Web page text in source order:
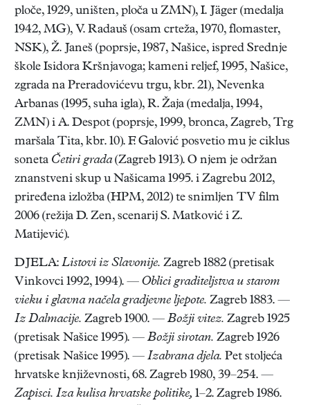
ploče, 1929, uništen, ploča u ZMN), I. Jäger (medalja
1942, MG), V. Radauš (osam crteža, 1970, flomaster,
NSK), Ž. Janeš (poprsje, 1987, Našice, ispred Srednje
škole Isidora Kršnjavoga; kameni reljef, 1995, Našice,
zgrada na Preradovićevu trgu, kbr. 21), Nevenka
Arbanas (1995, suha igla), R. Žaja (medalja, 1994,
ZMN) i A. Despot (poprsje, 1999, bronca, Zagreb, Trg
maršala Tita, kbr. 10). F. Galović posvetio mu je ciklus
soneta Četiri grada(Zagreb 1913). O njem je održan
znanstveni skup u Našicama 1995. i Zagrebu 2012,
priređena izložba (HPM, 2012) te snimljen TV film
2006 (režija D. Zen, scenarij S. Matković i Z.
Matijević).
DJELA: Listovi iz Slavonije. Zagreb 1882 (pretisak
Vinkovci 1992, 1994). — Oblici graditeljstva u starom
vieku i glavna načela gradjevne ljepote. Zagreb 1883. —
Iz Dalmacije. Zagreb 1900. — Božji vitez. Zagreb 1925
(pretisak Našice 1995). — Božji sirotan. Zagreb 1926
(pretisak Našice 1995). — Izabrana djela. Pet stoljeća
hrvatske književnosti, 68. Zagreb 1980, 39–254. —
Zapisci. Iza kulisa hrvatske politike, 1–2. Zagreb 1986.